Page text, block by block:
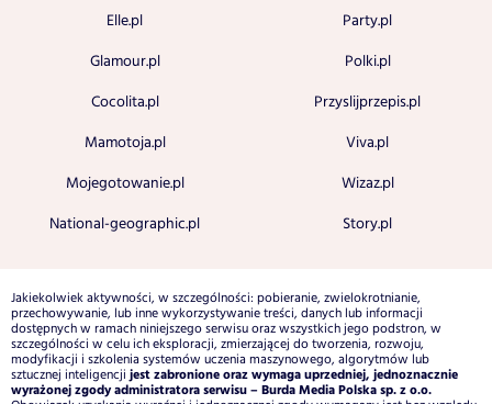
Elle.pl
Glamour.pl
Cocolita.pl
Mamotoja.pl
Mojegotowanie.pl
National-geographic.pl
Party.pl
Polki.pl
Przyslijprzepis.pl
Viva.pl
Wizaz.pl
Story.pl
Jakiekolwiek aktywności, w szczególności: pobieranie, zwielokrotnianie,
przechowywanie, lub inne wykorzystywanie treści, danych lub informacji
dostępnych w ramach niniejszego serwisu oraz wszystkich jego podstron, w
szczególności w celu ich eksploracji, zmierzającej do tworzenia, rozwoju,
modyfikacji i szkolenia systemów uczenia maszynowego, algorytmów lub
sztucznej inteligencji jest zabronione oraz wymaga uprzedniej, jednoznacznie
wyrażonej zgody administratora serwisu – Burda Media Polska sp. z o.o.